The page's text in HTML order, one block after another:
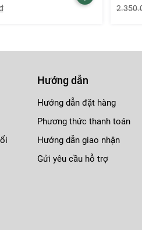
Hướng dẫn
Hướng dẫn đặt hàng
Phương thức thanh toán
Hướng dẫn giao nhận
Gửi yêu cầu hỗ trợ